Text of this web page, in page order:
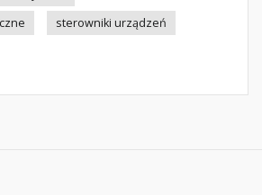
sterowniki urządzeń